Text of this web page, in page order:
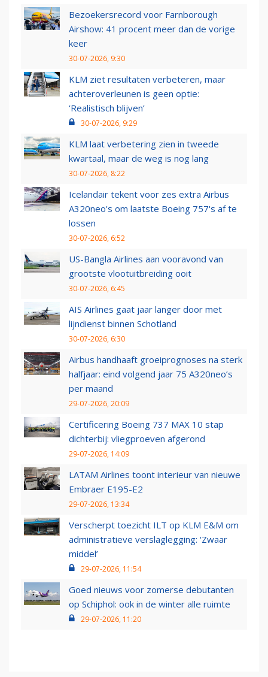
Bezoekersrecord voor Farnborough
Airshow: 41 procent meer dan de vorige
keer
30-07-2026, 9:30
KLM ziet resultaten verbeteren, maar
achteroverleunen is geen optie:
‘Realistisch blijven’
30-07-2026, 9:29
KLM laat verbetering zien in tweede
kwartaal, maar de weg is nog lang
30-07-2026, 8:22
Icelandair tekent voor zes extra Airbus
A320neo's om laatste Boeing 757's af te
lossen
30-07-2026, 6:52
US-Bangla Airlines aan vooravond van
grootste vlootuitbreiding ooit
30-07-2026, 6:45
AIS Airlines gaat jaar langer door met
lijndienst binnen Schotland
30-07-2026, 6:30
Airbus handhaaft groeiprognoses na sterk
halfjaar: eind volgend jaar 75 A320neo’s
per maand
29-07-2026, 20:09
Certificering Boeing 737 MAX 10 stap
dichterbij: vliegproeven afgerond
29-07-2026, 14:09
LATAM Airlines toont interieur van nieuwe
Embraer E195-E2
29-07-2026, 13:34
Verscherpt toezicht ILT op KLM E&M om
administratieve verslaglegging: ‘Zwaar
middel’
29-07-2026, 11:54
Goed nieuws voor zomerse debutanten
op Schiphol: ook in de winter alle ruimte
29-07-2026, 11:20